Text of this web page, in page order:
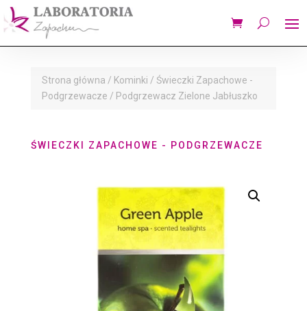
Strona główna / Kominki / Świeczki Zapachowe -
Podgrzewacze / Podgrzewacz Zielone Jabłuszko
ŚWIECZKI ZAPACHOWE - PODGRZEWACZE